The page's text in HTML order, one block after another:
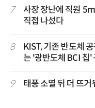
7
사장 장난에 직원
직접 나섰다
8
KIST, 기존 반도체
는 '광반도체 BCI 칩'
9 태풍 소멸 뒤 더 뜨